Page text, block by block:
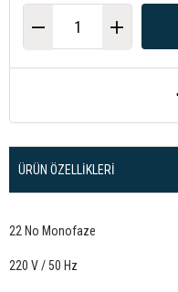
ÜRÜN ÖZELLIKLERI
22 No Monofaze
220 V / 50 Hz